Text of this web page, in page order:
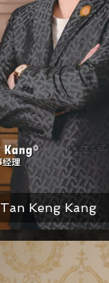
Tan Keng Kang